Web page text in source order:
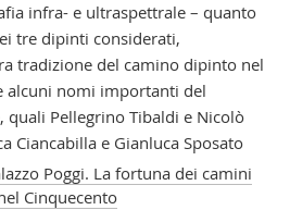
infra- e ultraspettrale – quanto
tre dipinti considerati,
tradizione del camino dipinto nel
alcuni nomi importanti del
quali Pellegrino Tibaldi e Nicolò
Ciancabilla e Gianluca Sposato
Poggi. La fortuna dei camini
Cinquecento